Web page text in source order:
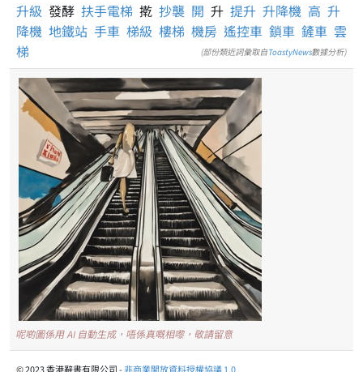
升級 發酵 扶手電梯 㨴 抄襲 開 升 提升 升降機 高 升
降機 地鐵站 手車 梯級 樓梯 機房 遙控車 鎖車 鏟車 雲
梯
(部份類近詞彙取自ToastyNews數據分析)
呢啲圖係用 AI 自動生成，唔係真嘅相嚟，敬請留意
© 2023 香港辭書有限公司 -非商業開放資料授權協議 1.0